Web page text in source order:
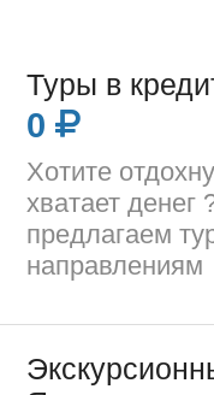
Туры в
0
Хотите
хватает
предлагаем
направлениям